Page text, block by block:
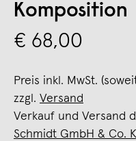
Komposition
€ 68,00
Preis inkl. MwSt.
zzgl. Versand
Verkauf und Versand
Schmidt GmbH & Co.